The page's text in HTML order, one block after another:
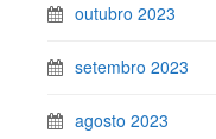
outubro 2023
setembro 2023
agosto 2023